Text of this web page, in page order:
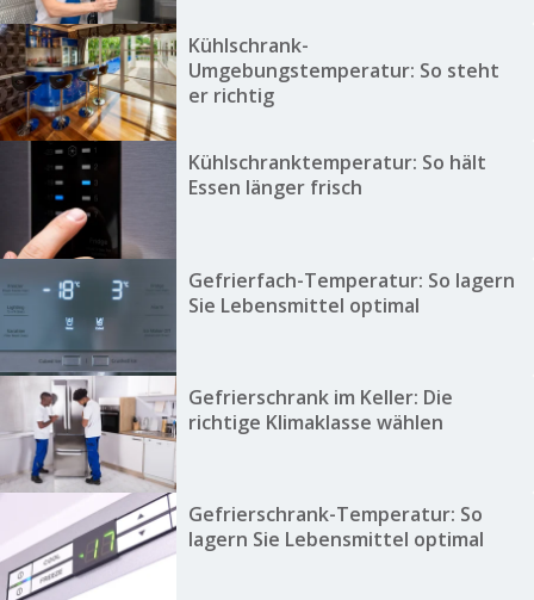
Kühlschrank-
Umgebungstemperatur: So steht
er richtig
Kühlschranktemperatur: So hält
Essen länger frisch
Gefrierfach-Temperatur: So lagern
Sie Lebensmittel optimal
Gefrierschrank im Keller: Die
richtige Klimaklasse wählen
Gefrierschrank-Temperatur: So
lagern Sie Lebensmittel optimal